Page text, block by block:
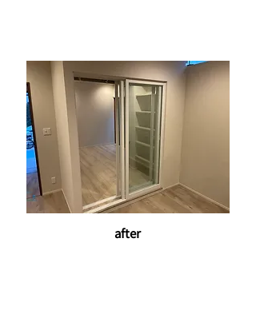
after